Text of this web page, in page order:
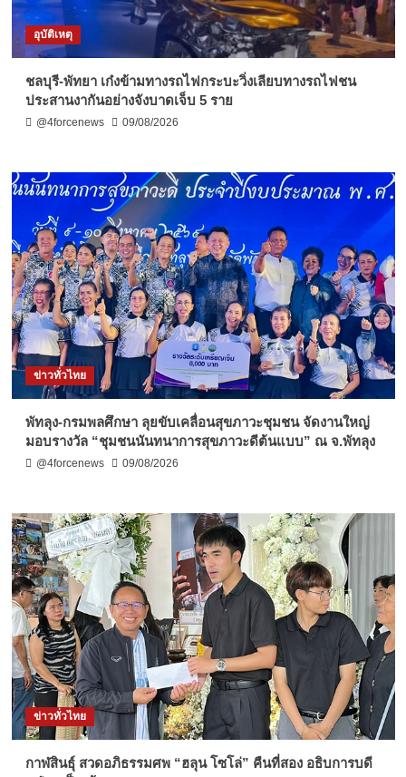
อุบัติเหตุ
ชลบุรี-พัทยา เก๋งข้ามทางรถไฟกระบะวิ่งเลียบทางรถไฟชน
ประสานงากันอย่างจังบาดเจ็บ 5 ราย
@4forcenews 09/08/2026
ข่าวทั่วไทย
พัทลุง-กรมพลศึกษา ลุยขับเคลื่อนสุขภาวะชุมชน จัดงานใหญ่
มอบรางวัล “ชุมชนนันทนาการสุขภาวะดีต้นแบบ” ณ จ.พัทลุง
@4forcenews 09/08/2026
ข่าวทั่วไทย
กาฬสินธุ์ สวดอภิธรรมศพ “ฮลุน โซโล่” คืนที่สอง อธิบการบดี